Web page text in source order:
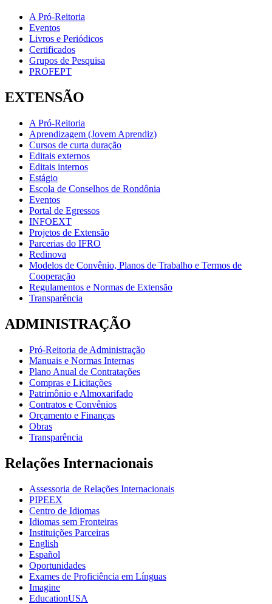
A Pró-Reitoria
Eventos
Livros e Periódicos
Certificados
Grupos de Pesquisa
PROFEPT
EXTENSÃO
A Pró-Reitoria
Aprendizagem (Jovem Aprendiz)
Cursos de curta duração
Editais externos
Editais internos
Estágio
Escola de Conselhos de Rondônia
Eventos
Portal de Egressos
INFOEXT
Projetos de Extensão
Parcerias do IFRO
Redinova
Modelos de Convênio, Planos de Trabalho e Termos de
Cooperação
Regulamentos e Normas de Extensão
Transparência
ADMINISTRAÇÃO
Pró-Reitoria de Administração
Manuais e Normas Internas
Plano Anual de Contratações
Compras e Licitações
Patrimônio e Almoxarifado
Contratos e Convênios
Orçamento e Finanças
Obras
Transparência
Relações Internacionais
Assessoria de Relações Internacionais
PIPEEX
Centro de Idiomas
Idiomas sem Fronteiras
Instituições Parceiras
English
Español
Oportunidades
Exames de Proficiência em Línguas
Imagine
EducationUSA